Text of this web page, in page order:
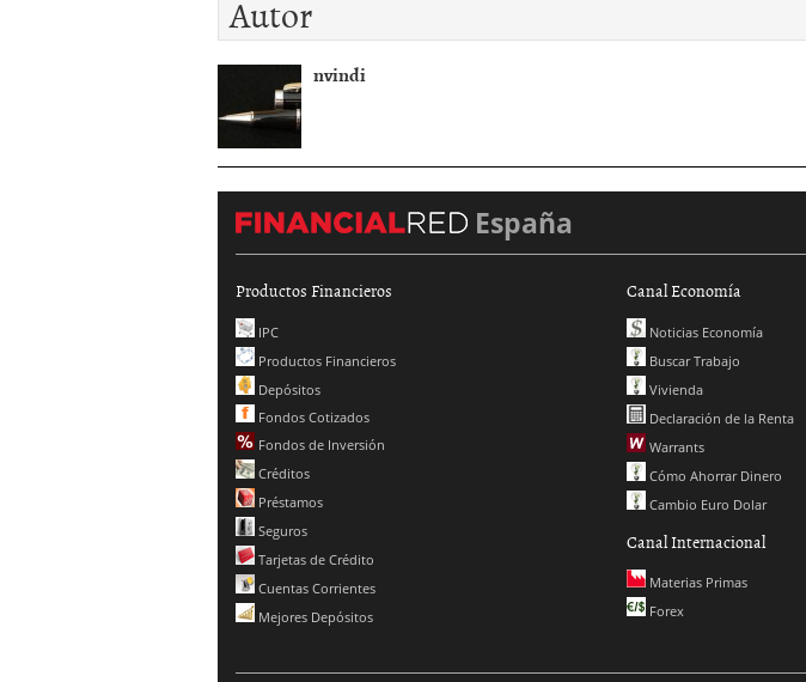
Autor
nvindi
España
Productos Financieros
IPC
Productos Financieros
Depósitos
Fondos Cotizados
Fondos de Inversión
Créditos
Préstamos
Seguros
Tarjetas de Crédito
Cuentas Corrientes
Mejores Depósitos
Canal Economía
Noticias Economía
Buscar Trabajo
Vivienda
Declaración de la Renta
Warrants
Cómo Ahorrar Dinero
Cambio Euro Dolar
Canal Internacional
Materias Primas
Forex